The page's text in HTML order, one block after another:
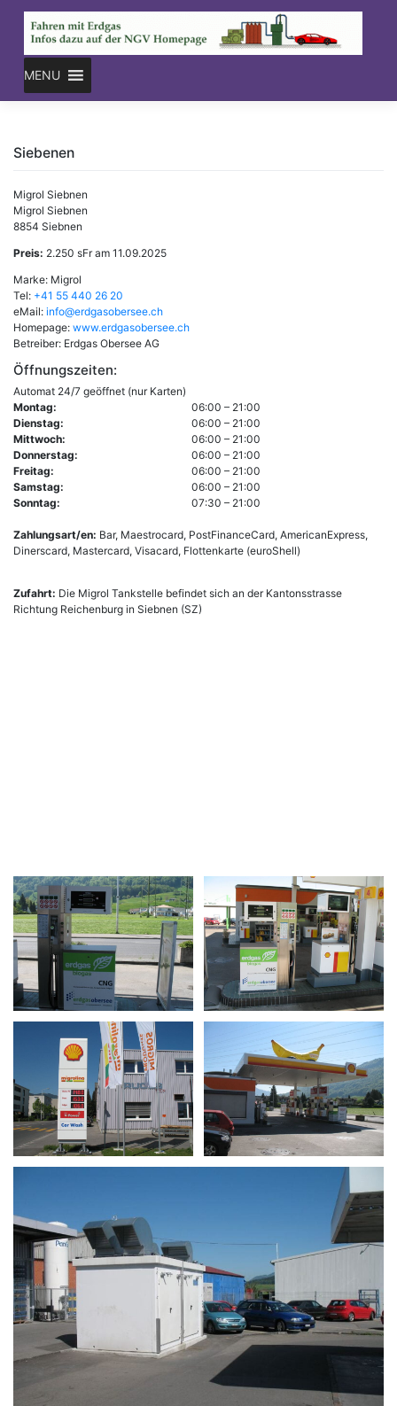
content
MENU
Siebenen
Migrol Siebnen
Migrol Siebnen
8854 Siebnen
Preis: 2.250 sFr am 11.09.2025
Marke: Migrol
Tel: +41 55 440 26 20
eMail: info@erdgasobersee.ch
Homepage: www.erdgasobersee.ch
Betreiber: Erdgas Obersee AG
Öffnungszeiten:
Automat 24/7 geöffnet (nur Karten)
Montag:
06:00 – 21:00
Dienstag:
06:00 – 21:00
Mittwoch:
06:00 – 21:00
Donnerstag:
06:00 – 21:00
Freitag:
06:00 – 21:00
Samstag:
06:00 – 21:00
Sonntag:
07:30 – 21:00
Zahlungsart/en: Bar, Maestrocard, PostFinanceCard, AmericanExpress,
Dinerscard, Mastercard, Visacard, Flottenkarte (euroShell)
Zufahrt: Die Migrol Tankstelle befindet sich an der Kantonsstrasse
Richtung Reichenburg in Siebnen (SZ)